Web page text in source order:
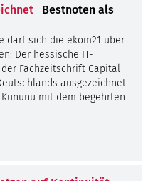
Bestnoten als
darf sich die ekom21 über
Der hessische IT-
Fachzeitschrift Capital
ausgezeichnet
mit dem begehrten